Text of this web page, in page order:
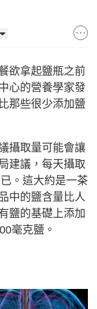
欲拿起鹽瓶之前
心的營養學家發
那些很少添加鹽
攝取量可能會讓
建議，每天攝取
。這大約是一茶
中的鹽含量比人
鹽的基礎上添加
毫克鹽。